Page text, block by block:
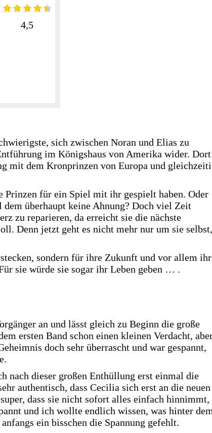
4,5
sich zwischen Noran und Elias zu
im Königshaus von Amerika wider. Dort
mit dem Kronprinzen von Europa und
Prinzen für ein Spiel mit ihr gespielt haben. Oder
überhaupt keine Ahnung? Doch viel Zeit
zu reparieren, da erreicht sie die nächste
Denn jetzt geht es nicht mehr nur um sie selbst,
sondern für ihre Zukunft und vor allem
sie würde sie sogar ihr Leben geben … .
an und lässt gleich zu Beginn die große
ersten Band schon einen kleinen Verdacht,
doch sehr überrascht und war gespannt,
nach dieser großen Enthüllung erst einmal die
authentisch, dass Cecilia sich erst an die neuen
dass sie nicht sofort alles einfach hinnimmt,
und ich wollte endlich wissen, was hinter dem
ein bisschen die Spannung gefehlt.